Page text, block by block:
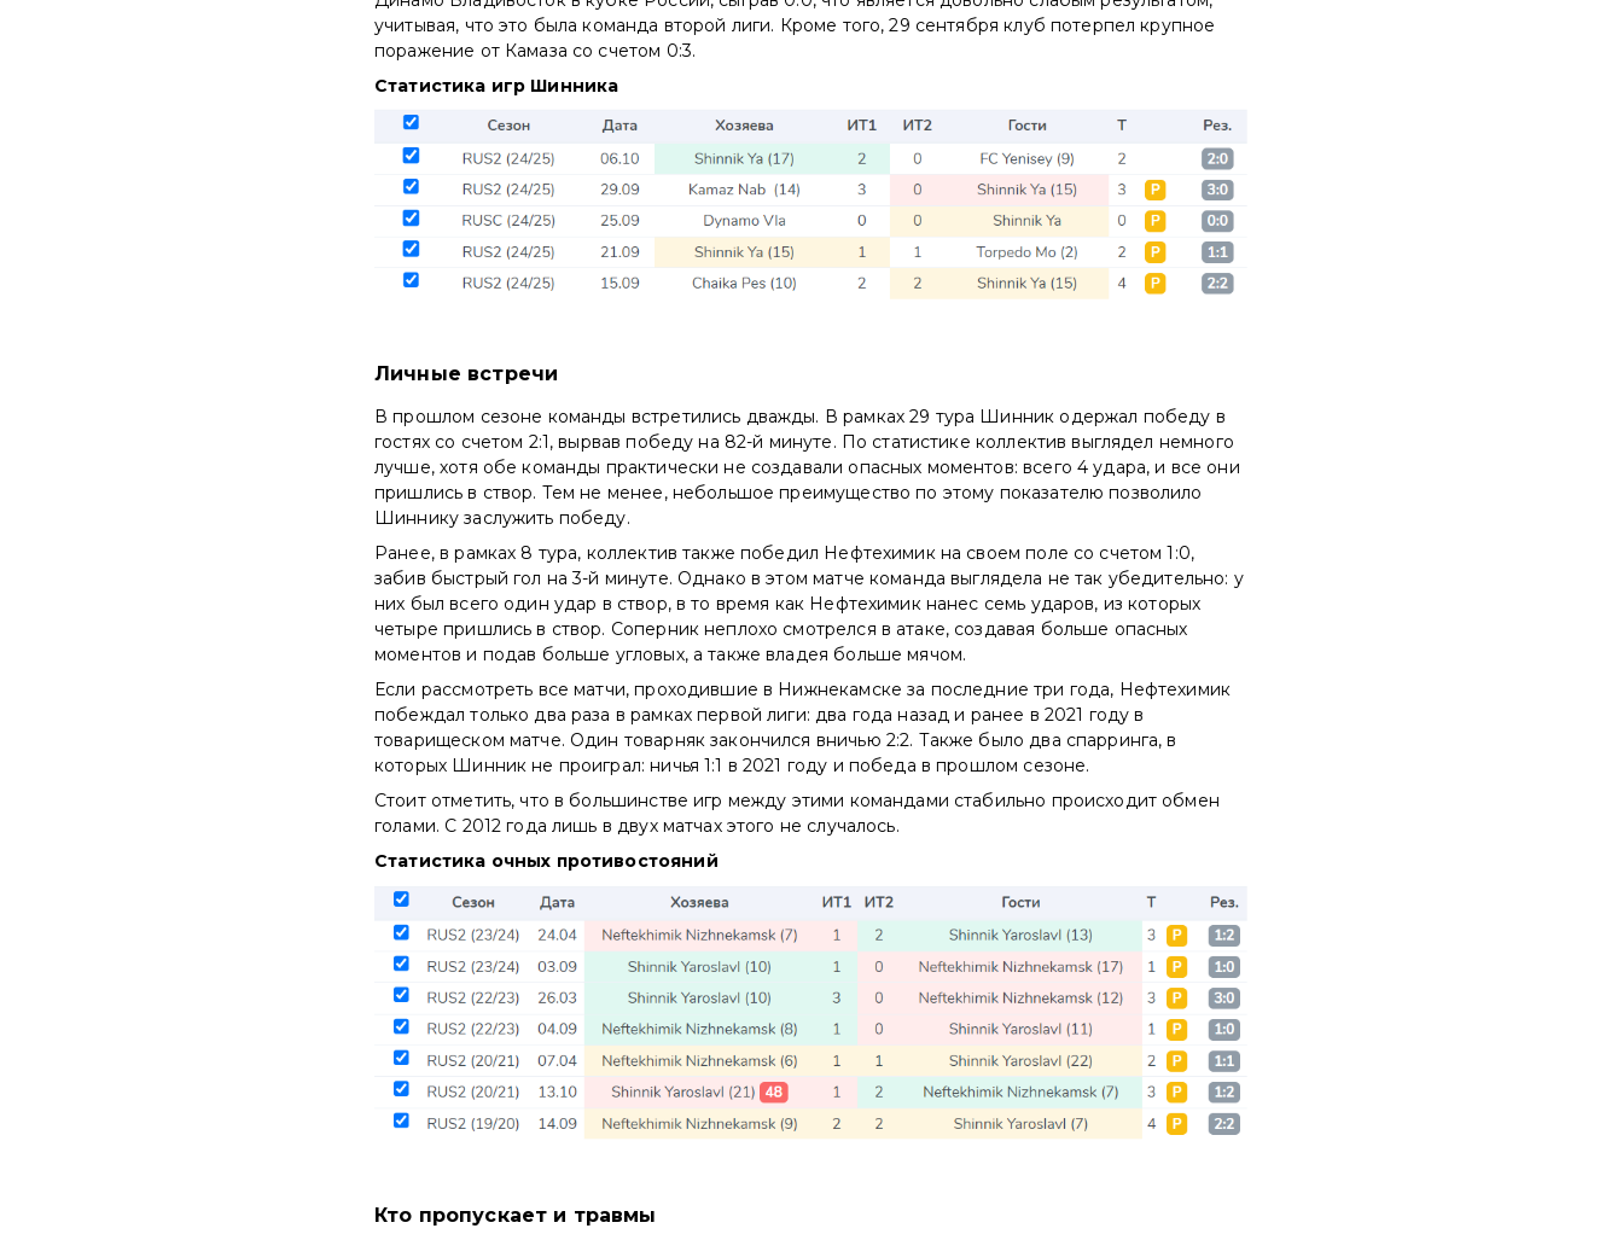
учитывая, что это была команда второй лиги. Кроме того, 29 сентября клуб потерпел крупное
поражение от Камаза со счетом 0:3.
Статистика игр Шинника
Личные встречи
В прошлом сезоне команды встретились дважды. В рамках 29 тура Шинник одержал победу в
гостях со счетом 2:1, вырвав победу на 82-й минуте. По статистике коллектив выглядел немного
лучше, хотя обе команды практически не создавали опасных моментов: всего 4 удара, и все они
пришлись в створ. Тем не менее, небольшое преимущество по этому показателю позволило
Шиннику заслужить победу.
Ранее, в рамках 8 тура, коллектив также победил Нефтехимик на своем поле со счетом 1:0,
забив быстрый гол на 3-й минуте. Однако в этом матче команда выглядела не так убедительно: у
них был всего один удар в створ, в то время как Нефтехимик нанес семь ударов, из которых
четыре пришлись в створ. Соперник неплохо смотрелся в атаке, создавая больше опасных
моментов и подав больше угловых, а также владея больше мячом.
Если рассмотреть все матчи, проходившие в Нижнекамске за последние три года, Нефтехимик
побеждал только два раза в рамках первой лиги: два года назад и ранее в 2021 году в
товарищеском матче. Один товарняк закончился вничью 2:2. Также было два спарринга, в
которых Шинник не проиграл: ничья 1:1 в 2021 году и победа в прошлом сезоне.
Стоит отметить, что в большинстве игр между этими командами стабильно происходит обмен
голами. С 2012 года лишь в двух матчах этого не случалось.
Статистика очных противостояний
Кто пропускает и травмы